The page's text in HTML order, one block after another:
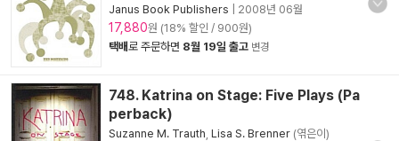
Janus Book Publishers
2008년 06월
17,880원 (18% 할인 / 900원)
택배로 주문하면 8월 19일 출고 변경
748. Katrina on Stage: Five Plays (Pa
perback)
Suzanne M. Trauth Lisa S. Brenner (엮은이)